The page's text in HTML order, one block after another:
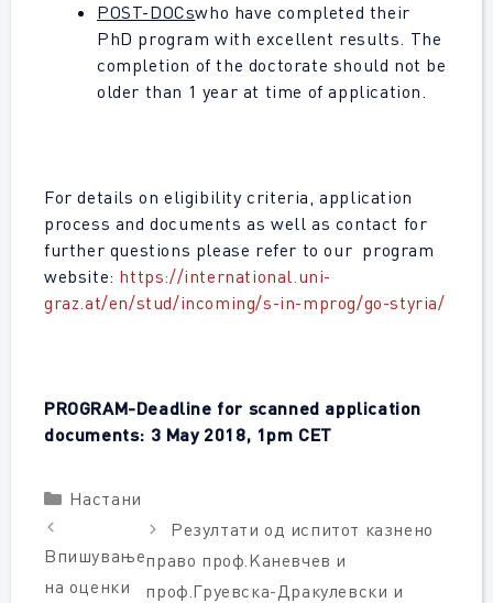
POST-DOCswho have completed their
PhD program with excellent results. The
completion of the doctorate should not be
older than 1 year at time of application.
For details on eligibility criteria, application
process and documents as well as contact for
further questions please refer to our program
website: https://international.uni-
graz.at/en/stud/incoming/s-in-mprog/go-styria/
PROGRAM-Deadline for scanned application
documents: 3 May 2018, 1pm CET
Categories
Настани
Впишување
на оценки
Резултати од испитот казнено
право проф.Kаневчев и
проф.Груевска-Дракулевски и